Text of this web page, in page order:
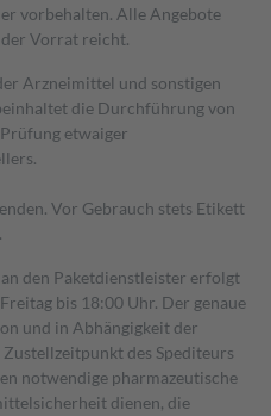
vorbehalten. Alle Angebote
Vorrat reicht.
Arzneimittel und sonstigen
die Durchführung von
etwaiger
Vor Gebrauch stets Etikett
den Paketdienstleister erfolgt
bis 18:00 Uhr. Der genaue
und in Abhängigkeit der
des Spediteurs
notwendige pharmazeutische
dienen, die